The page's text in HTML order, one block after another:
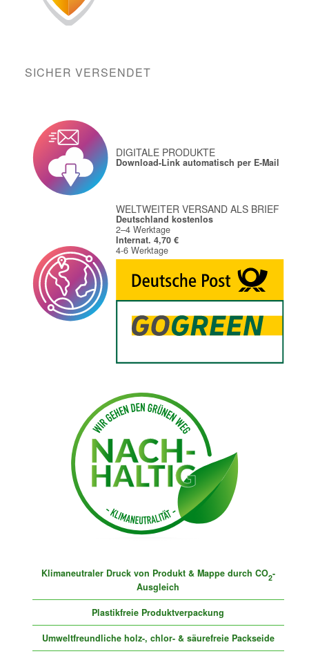
SICHER VERSENDET
DIGITALE PRODUKTE
Download-Link automatisch per E-Mail
WELTWEITER VERSAND ALS BRIEF
Deutschland kostenlos
2–4 Werktage
Internat. 4,70 €
4-6 Werktage
Klimaneutraler Druck von Produkt & Mappe durch CO2-
Ausgleich
Plastikfreie Produktverpackung
Umweltfreundliche holz-, chlor- & säurefreie Packseide